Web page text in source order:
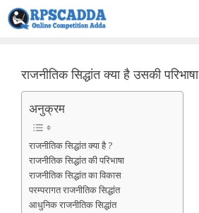
Skip
to
राजनीतिक सिद्धांत क्या है उसकी परिभाषा
अनुक्रम
राजनीतिक सिद्धांत क्या है ?
राजनीतिक सिद्धांत की परिभाषा
राजनीतिक सिद्धांत का विकास
परम्परागत राजनीतिक सिद्धांत
आधुनिक राजनीतिक सिद्धांत